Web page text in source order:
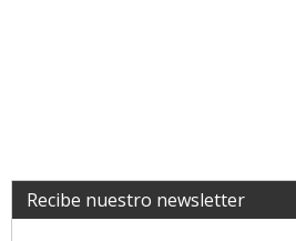
Recibe nuestro newsletter